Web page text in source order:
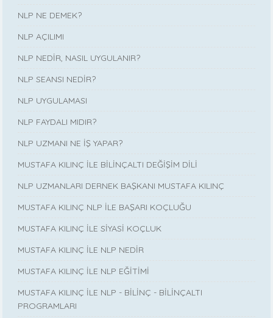
NLP NE DEMEK?
NLP AÇILIMI
NLP NEDİR, NASIL UYGULANIR?
NLP SEANSI NEDİR?
NLP UYGULAMASI
NLP FAYDALI MIDIR?
NLP UZMANI NE İŞ YAPAR?
MUSTAFA KILINÇ İLE BİLİNÇALTI DEĞİŞİM DİLİ
NLP UZMANLARI DERNEK BAŞKANI MUSTAFA KILINÇ
MUSTAFA KILINÇ NLP İLE BAŞARI KOÇLUĞU
MUSTAFA KILINÇ İLE SİYASİ KOÇLUK
MUSTAFA KILINÇ İLE NLP NEDİR
MUSTAFA KILINÇ İLE NLP EĞİTİMİ
MUSTAFA KILINÇ İLE NLP - BİLİNÇ - BİLİNÇALTI
PROGRAMLARI